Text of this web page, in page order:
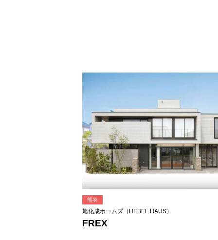
旭化成ホームズ（HEBEL HAUS）
熊谷
FREX